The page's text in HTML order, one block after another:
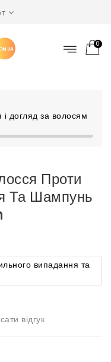
0
і догляд за волосям
Проти
Та Шампунь
відгук